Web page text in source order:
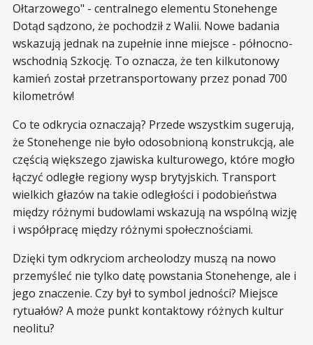
Ołtarzowego" - centralnego elementu Stonehenge
Dotąd sądzono, że pochodził z Walii. Nowe badania
wskazują jednak na zupełnie inne miejsce - północno-
wschodnią Szkocję. To oznacza, że ten kilkutonowy
kamień został przetransportowany przez ponad 700
kilometrów!
Co te odkrycia oznaczają? Przede wszystkim sugerują,
że Stonehenge nie było odosobnioną konstrukcją, ale
częścią większego zjawiska kulturowego, które mogło
łączyć odległe regiony wysp brytyjskich. Transport
wielkich głazów na takie odległości i podobieństwa
między różnymi budowlami wskazują na wspólną wizję
i współpracę między różnymi społecznościami.
Dzięki tym odkryciom archeolodzy muszą na nowo
przemyśleć nie tylko datę powstania Stonehenge, ale i
jego znaczenie. Czy był to symbol jedności? Miejsce
rytuałów? A może punkt kontaktowy różnych kultur
neolitu?